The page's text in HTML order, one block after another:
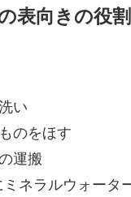
表向きの役割
い
のをほす
運搬
ネラルウォータ